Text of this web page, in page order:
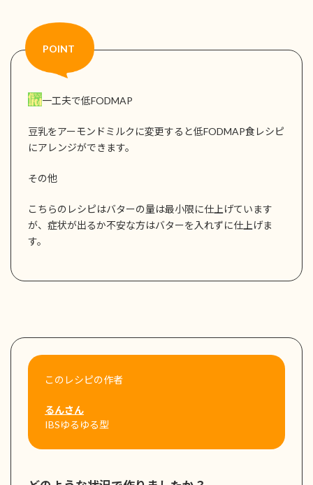
一工夫で低FODMAP
豆乳をアーモンドミルクに変更すると低FODMAP食レシピ
にアレンジができます。
その他
こちらのレシピはバターの量は最小限に仕上げています
が、症状が出るか不安な方はバターを入れずに仕上げま
す。
このレシピの作者
るんさん
IBSゆるゆる型